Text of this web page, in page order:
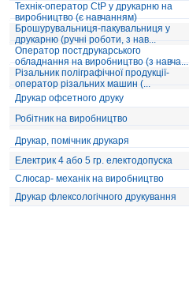
Технік-оператор СtP у друкарню на
виробництво (є навчанням)
Брошурувальниця-пакувальниця у
друкарню (ручні роботи, з нав...
Оператор постдрукарського
обладнання на виробництво (з навча...
Різальник поліграфічної продукції-
оператор різальних машин (...
Друкар офсетного друку
Робітник на виробництво
Друкар, помічник друкаря
Електрик 4 або 5 гр. електодопуска
Слюсар- механік на виробництво
Друкар флексологічного друкування